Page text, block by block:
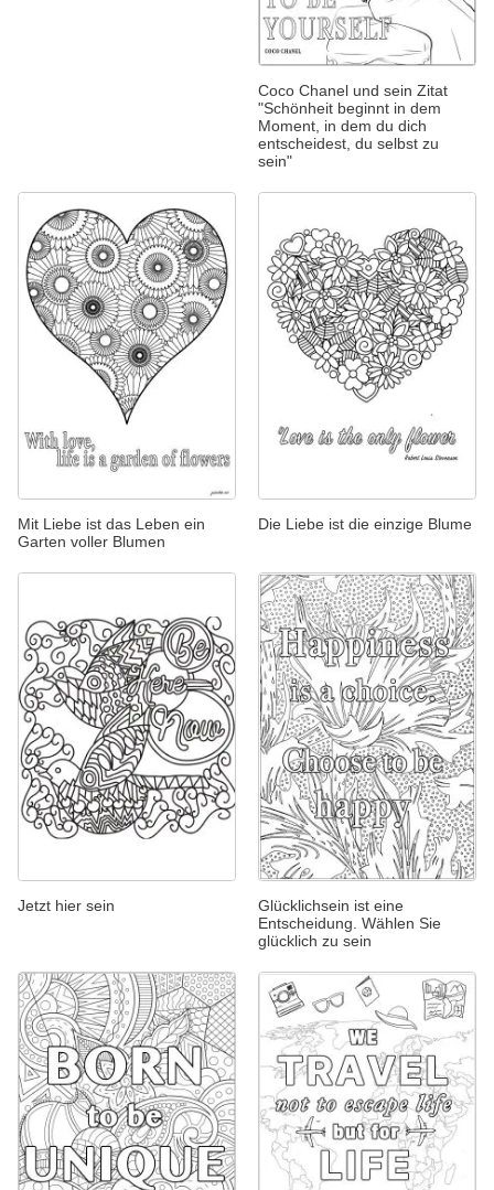
Coco Chanel und sein Zitat
"Schönheit beginnt in dem
Moment, in dem du dich
entscheidest, du selbst zu
sein"
Mit Liebe ist das Leben ein
Garten voller Blumen
Die Liebe ist die einzige Blume
Jetzt hier sein
Glücklichsein ist eine
Entscheidung. Wählen Sie
glücklich zu sein